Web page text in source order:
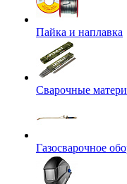
Пайка и наплавка
Сварочные
Газосварочное